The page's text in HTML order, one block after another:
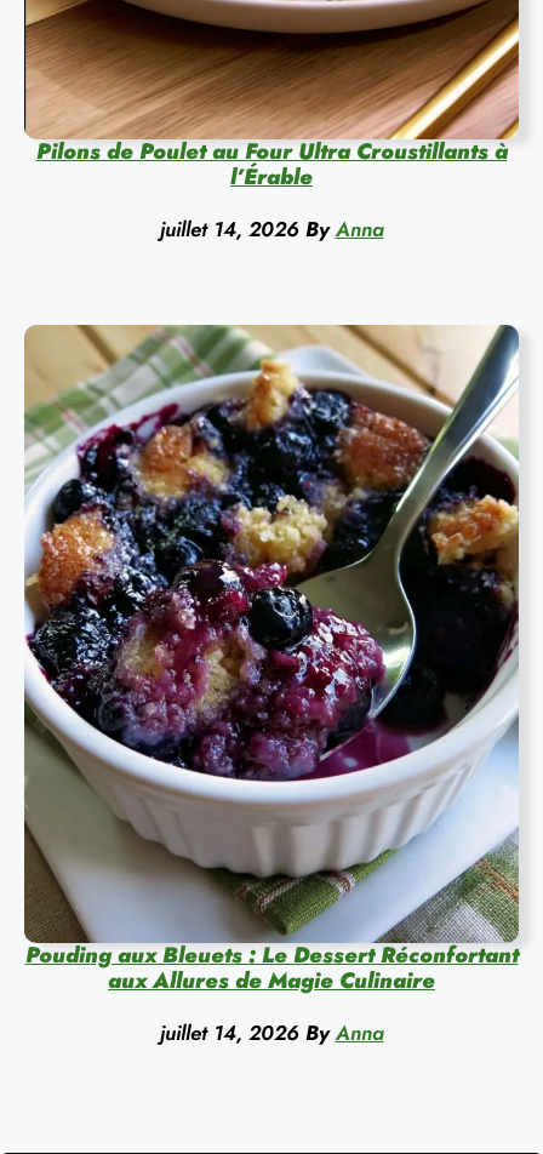
Pilons de Poulet au Four Ultra Croustillants à
l’Érable
juillet 14, 2026 By Anna
Pouding aux Bleuets : Le Dessert Réconfortant
aux Allures de Magie Culinaire
juillet 14, 2026 By Anna